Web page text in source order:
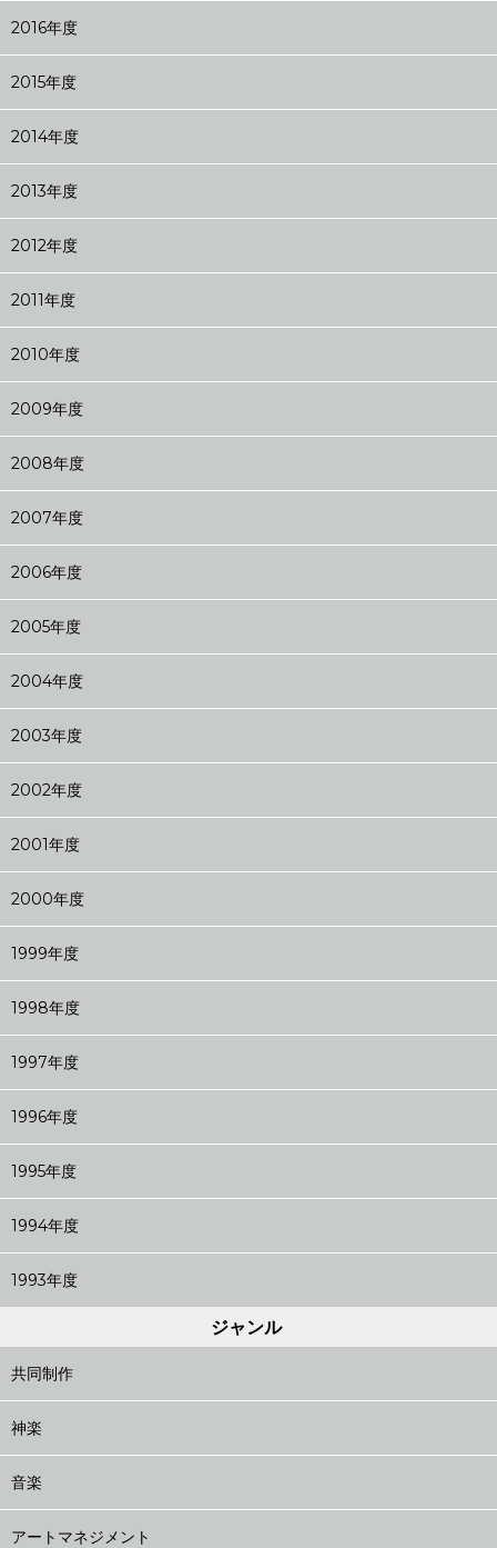
2016年度
2015年度
2014年度
2013年度
2012年度
2011年度
2010年度
2009年度
2008年度
2007年度
2006年度
2005年度
2004年度
2003年度
2002年度
2001年度
2000年度
1999年度
1998年度
1997年度
1996年度
1995年度
1994年度
1993年度
ジャンル
共同制作
神楽
音楽
アートマネジメント